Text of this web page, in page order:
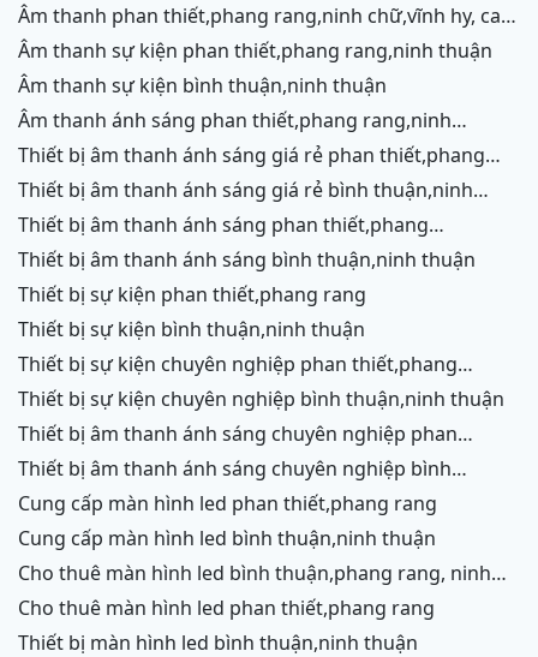
âm thanh phan thiết,phang rang,ninh chữ,vĩnh hy, cam
ranh
âm thanh sự kiện phan thiết,phang rang,ninh thuận
âm thanh sự kiện bình thuận,ninh thuận
âm thanh ánh sáng phan thiết,phang rang,ninh
chữ,vĩnh hy,cam ranh
thiết bị âm thanh ánh sáng giá rẻ phan thiết,phang
rang,ninh chữ,vĩnh hy, ninh thuận
thiết bị âm thanh ánh sáng giá rẻ bình thuận,ninh
thuận
thiết bị âm thanh ánh sáng phan thiết,phang
rang,ninh chữ,vĩnh hy,cam ranh
thiết bị âm thanh ánh sáng bình thuận,ninh thuận
thiết bị sự kiện phan thiết,phang rang
thiết bị sự kiện bình thuận,ninh thuận
thiết bị sự kiện chuyên nghiệp phan thiết,phang
rang,ninh chữ,vĩnh hy,cam ranh
thiết bị sự kiện chuyên nghiệp bình thuận,ninh thuận
thiết bị âm thanh ánh sáng chuyên nghiệp phan
thiết,phang rang,ninh chữ,vĩnh hy,cam ranh,ninh
thiết bị âm thanh ánh sáng chuyên nghiệp bình
thuận,ninh thuận
cung cấp màn hình led phan thiết,phang rang
cung cấp màn hình led bình thuận,ninh thuận
cho thuê màn hình led bình thuận,phang rang, ninh
thuận
cho thuê màn hình led phan thiết,phang rang
thiết bị màn hình led bình thuận,ninh thuận